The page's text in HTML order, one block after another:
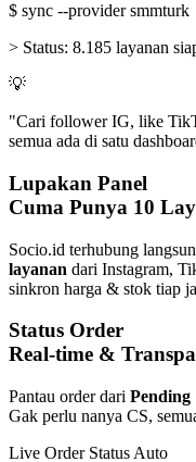
$ sync --provider smmturk
> Status: 8.185 layanan
💡
"Cari follower IG, like
semua ada di satu
Lupakan Panel
Cuma Punya 10
Socio.id terhubung
layanan dari Instagram,
sinkron harga & stok tiap
Status Order
Real-time &
Pantau order dari
Gak perlu nanya CS,
Live Order Status Auto